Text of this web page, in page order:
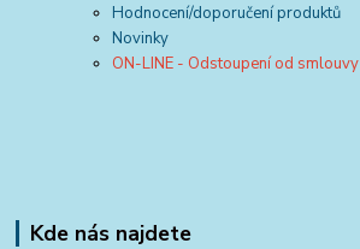
Hodnocení/doporučení produktů
Novinky
ON-LINE - Odstoupení od smlouvy
Kde nás najdete